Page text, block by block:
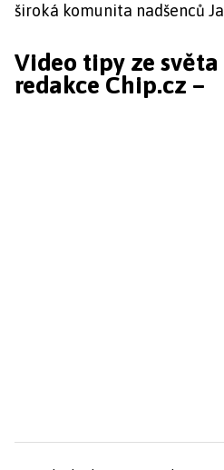
široká komunita nadšenců
Video tipy ze
redakce Chip.cz –